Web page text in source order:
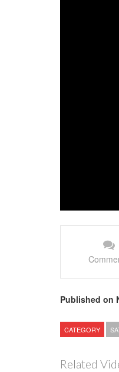
Published on
CATEGORY
Related